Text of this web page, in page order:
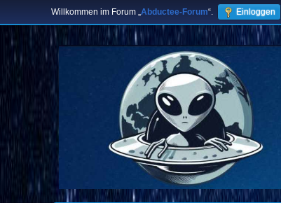
Willkommen im Forum „Abductee-Forum“. Einloggen